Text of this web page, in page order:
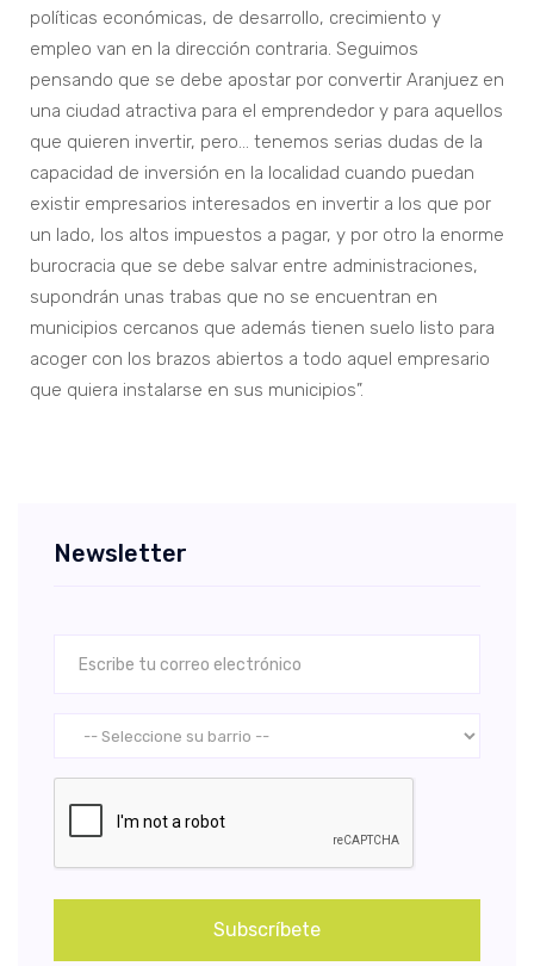
políticas económicas, de desarrollo, crecimiento y
empleo van en la dirección contraria. Seguimos
pensando que se debe apostar por convertir Aranjuez en
una ciudad atractiva para el emprendedor y para aquellos
que quieren invertir, pero… tenemos serias dudas de la
capacidad de inversión en la localidad cuando puedan
existir empresarios interesados en invertir a los que por
un lado, los altos impuestos a pagar, y por otro la enorme
burocracia que se debe salvar entre administraciones,
supondrán unas trabas que no se encuentran en
municipios cercanos que además tienen suelo listo para
acoger con los brazos abiertos a todo aquel empresario
que quiera instalarse en sus municipios”.
Newsletter
Subscríbete